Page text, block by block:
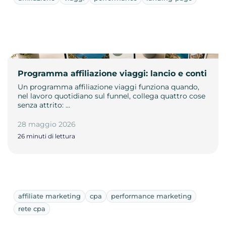
Programma affiliazione viaggi: lancio e conti
Un programma affiliazione viaggi funziona quando,
nel lavoro quotidiano sul funnel, collega quattro cose
senza attrito: …
28 maggio 2026
26 minuti di lettura
affiliate marketing cpa
performance marketing
rete cpa